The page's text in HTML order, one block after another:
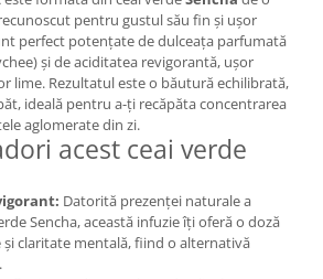
pentru gustul său fin și ușor
perfect potențate de dulceața parfumată
și de aciditatea revigorantă, ușor
lime. Rezultatul este o băutură echilibrată,
ideală pentru a-ți recăpăta concentrarea
aglomerate din zi.
acest ceai verde
Datorită prezenței naturale a
Sencha, această infuzie îți oferă o doză
și claritate mentală, fiind o alternativă